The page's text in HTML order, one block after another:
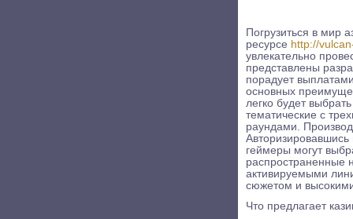
Погрузиться в мир
ресурсе http://
увлекательно
представлены
порадует
основных
легко будет
тематические с
раундами.
геймеры могут
распространенные
активируемыми
сюжетом и
Что предлагает